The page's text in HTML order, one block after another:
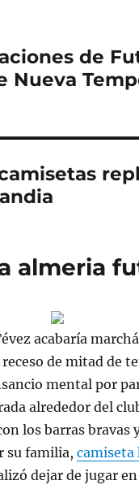
de
Nueva
almeria
acabaría
de mitad de
mental por
alrededor del
los barras bravas
su familia,camiseta
dejar de jugar